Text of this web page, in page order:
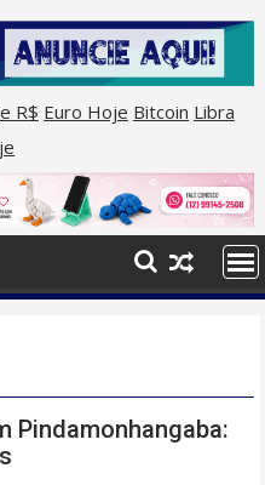
R$ Euro Hoje Bitcoin Libra
Pindamonhangaba: